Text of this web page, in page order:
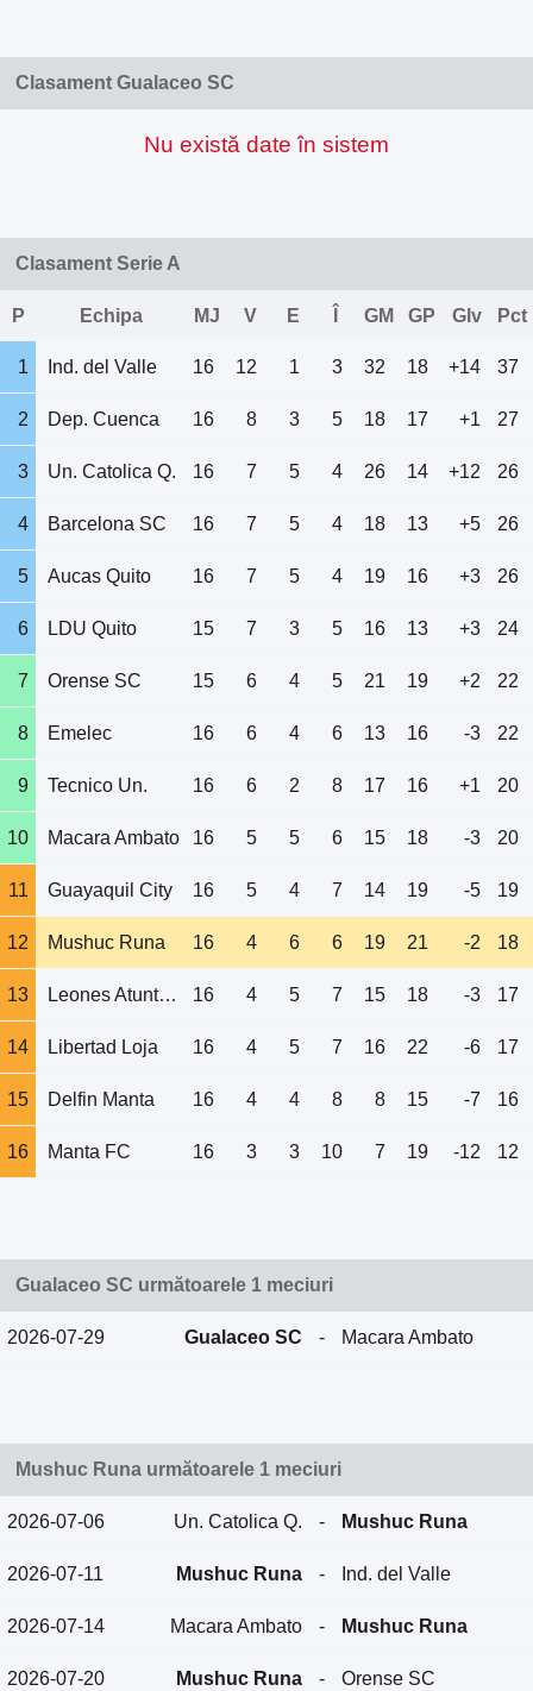
Clasament Gualaceo SC
Nu există date în sistem
Clasament Serie A
P Echipa MJ V E GM GP Glv Pct
1 Ind. del Valle 16 12 1 3 32 18 +14 37
2 Dep. Cuenca 16 8 3 5 18 17 +1 27
3 Un. Catolica Q. 16 7 5 4 26 14 +12 26
4 Barcelona SC 16 7 5 4 18 13 +5 26
5 Aucas Quito 16 7 5 4 19 16 +3 26
6 LDU Quito 15 7 3 5 16 13 +3 24
7 Orense SC 15 6 4 5 21 19 +2 22
8 Emelec 16 6 4 6 13 16 -3 22
9 Tecnico Un. 16 6 2 8 17 16 +1 20
10 Macara Ambato 16 5 5 6 15 18 -3 20
11 Guayaquil City 16 5 4 7 14 19 -5 19
12 Mushuc Runa 16 4 6 6 19 21 -2 18
13 Leones Atuntaqui 16 4 5 7 15 18 -3 17
14 Libertad Loja 16 4 5 7 16 22 -6 17
15 Delfin Manta 16 4 4 8 8 15 -7 16
16 Manta FC 16 3 3 10 7 19 -12 12
Gualaceo SC următoarele 1 meciuri
2026-07-29 Gualaceo SC - Macara Ambato
Mushuc Runa următoarele 1 meciuri
2026-07-06 Un. Catolica Q. - Mushuc Runa
2026-07-11 Mushuc Runa - Ind. del Valle
2026-07-14 Macara Ambato - Mushuc Runa
2026-07-20 Mushuc Runa - Orense SC